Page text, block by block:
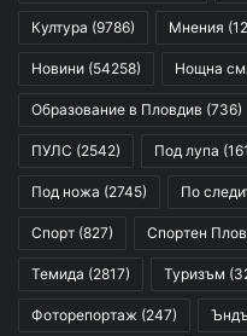
Култура (9786) Мнения
Новини (54258) Нощна
Образование в Пловдив (736)
ПУЛС (2542) Под лупа
Под ножа (2745) По
Спорт (827) Спортен
Темида (2817) Туризъм
Фоторепортаж (247)